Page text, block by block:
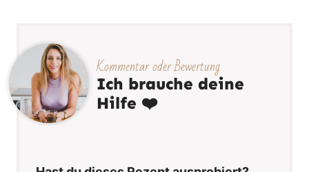
Kommentar oder Bewertung
Ich brauche deine
Hilfe ❤️